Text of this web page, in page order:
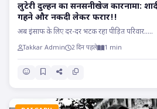
लुटेरी दुल्हन का सनसनीखेज कारनामा:
गहने और नकदी लेकर फरार!!
अब इंसाफ के लिए दर-दर भटक रहा पीड़ित परिवार.....
Takkar Admin 2 दिन पहले 1 min